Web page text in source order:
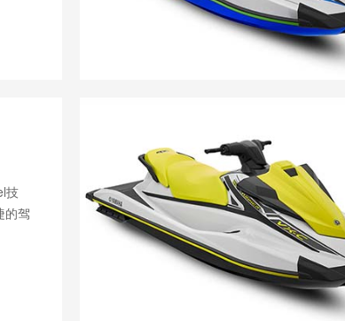
技
的驾